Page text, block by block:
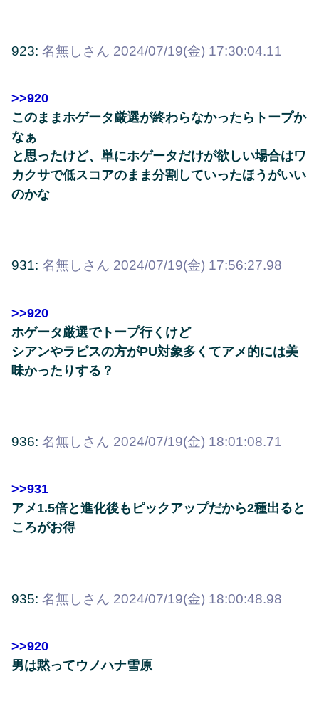
923: 名無しさん 2024/07/19(金) 17:30:04.11
>>920
このままホゲータ厳選が終わらなかったらトープか
なぁ
と思ったけど、単にホゲータだけが欲しい場合はワ
カクサで低スコアのまま分割していったほうがいい
のかな
931: 名無しさん 2024/07/19(金) 17:56:27.98
>>920
ホゲータ厳選でトープ行くけど
シアンやラピスの方がPU対象多くてアメ的には美
味かったりする？
936: 名無しさん 2024/07/19(金) 18:01:08.71
>>931
アメ1.5倍と進化後もピックアップだから2種出ると
ころがお得
935: 名無しさん 2024/07/19(金) 18:00:48.98
>>920
男は黙ってウノハナ雪原